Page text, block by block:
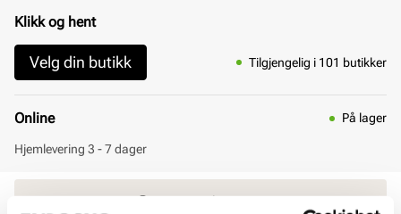
Klikk og hent
Velg din butikk Tilgjengelig i 101 butikker
Online På lager
Hjemlevering 3 - 7 dager